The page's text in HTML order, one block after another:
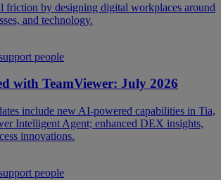
friction by designing digital workplaces around
and technology.
people
with TeamViewer: July 2026
include new AI-powered capabilities in Tia,
Intelligent Agent; enhanced DEX insights,
innovations.
people